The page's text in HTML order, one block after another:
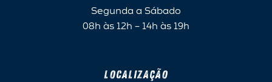
Segunda a Sábado
08h às 12h – 14h às 19h
LOCALIZAÇÃO